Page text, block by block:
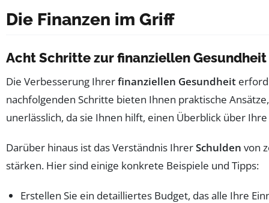
Die Finanzen im Griff
Acht Schritte zur finanziellen Gesundheit
Die Verbesserung Ihrerfinanziellen Gesundheit
nachfolgenden Schritte bieten Ihnen praktische
unerlässlich, da sie Ihnen hilft, einen Überblick über Ihre
Darüber hinaus ist das Verständnis IhrerSchulden von
stärken. Hier sind einige konkrete Beispiele und Tipps:
Erstellen Sie ein detailliertes Budget, das alle Ihre